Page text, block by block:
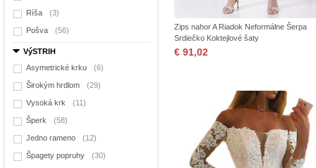
Ríša (3)
Pošva (56)
VýSTRIH
Asymetrické krku
(6)
Širokým hrdlom (29)
Vysoká krk (11)
Šperk (58)
Jedno rameno (12)
Špagety popruhy (30)
Zips nahor A Riadok Neformálne Šerpa
Srdiečko Koktejlové šaty
€ 91,02